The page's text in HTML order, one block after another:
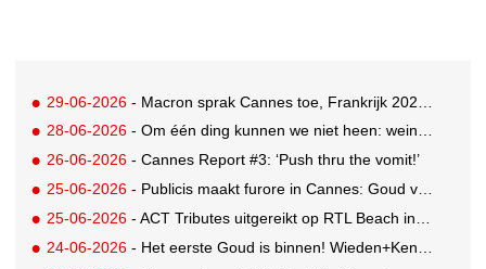
29-06-2026 - Macron sprak Cannes toe, Frankrijk 2026 Creative Country of the Year
28-06-2026 - Om één ding kunnen we niet heen: weinig awards voor Nederland in drukbezocht Cannes
26-06-2026 - Cannes Report #3: ‘Push thru the vomit!’
25-06-2026 - Publicis maakt furore in Cannes: Goud voor Renault-campagne
25-06-2026 - ACT Tributes uitgereikt op RTL Beach in Cannes
24-06-2026 - Het eerste Goud is binnen! Wieden+Kennedy glanst met LEGO-campagne